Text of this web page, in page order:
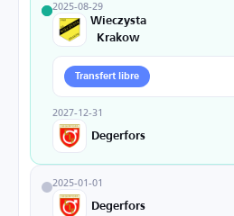
2025-08-29
Wieczysta
Krakow
Transfert libre
2027-12-31
Degerfors
2025-01-01
Degerfors